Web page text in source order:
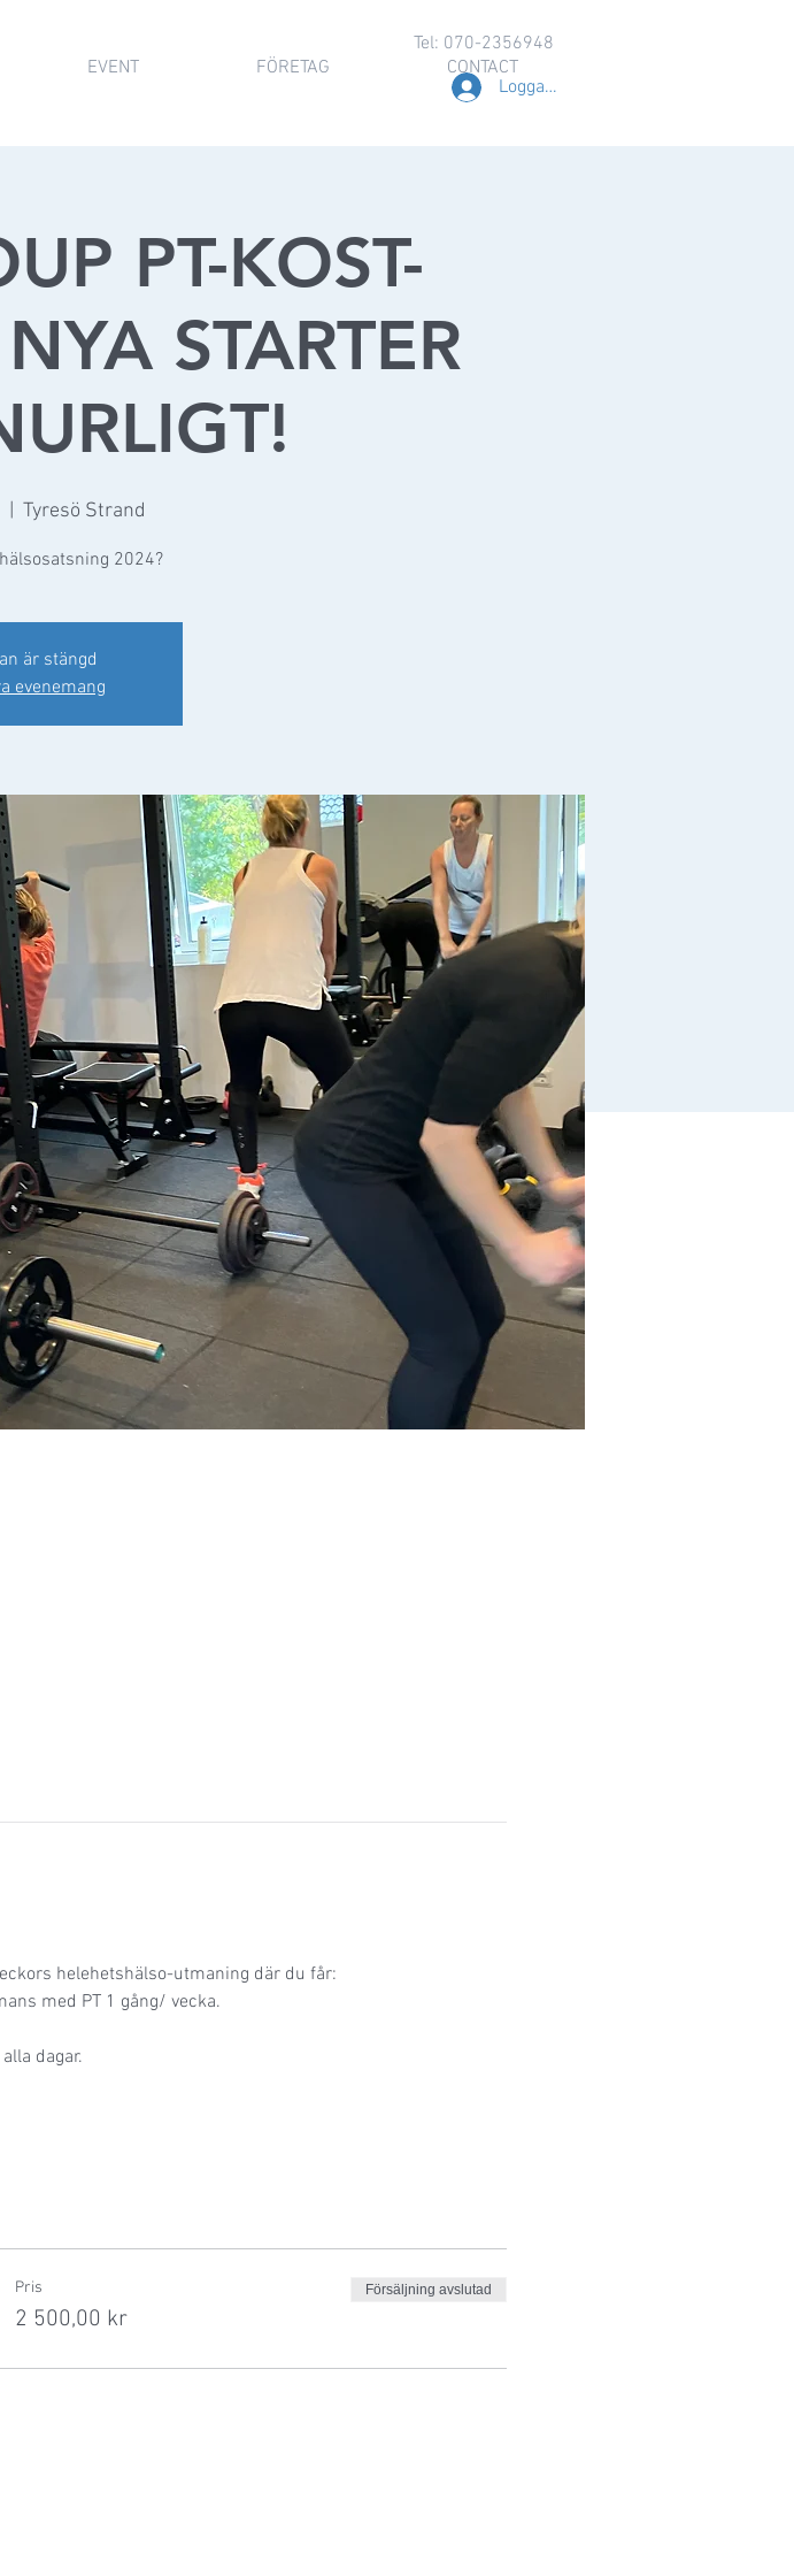
Tel: 070-2356948
EVENT FÖRETAG
CONTACT
Logga in
PT-KOST-
STARTER
Tyresö Strand
2024?
är stängd
evenemang
helehetshälso-utmaning där du får:
med PT 1 gång/ vecka.
dagar.
Pris
2 500,00 kr
Försäljning avslutad